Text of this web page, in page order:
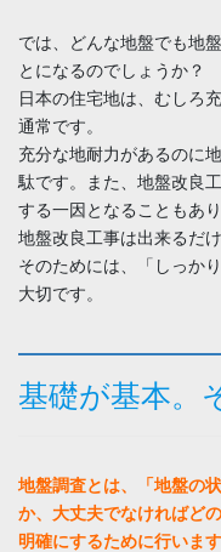
では、どんな地盤でも地
とになるのでしょうか？
日本の住宅地は、むしろ
通常です。
充分な地耐力があるのに
駄です。また、地盤改良
する一因となることもあり
地盤改良工事は出来るだ
そのためには、「しっか
大切です。
基礎が基本。
地盤調査とは、「地盤の
か、大丈夫でなければど
明確にするために行います